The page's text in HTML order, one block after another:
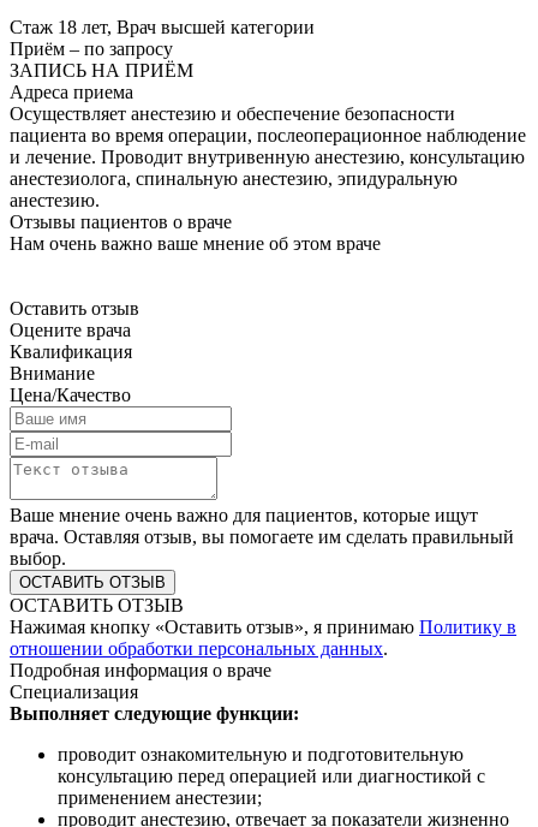
Стаж 18 лет, Врач высшей категории
Приём – по запросу
ЗАПИСЬ НА ПРИЁМ
Адреса приема
Осуществляет анестезию и обеспечение безопасности
пациента во время операции, послеоперационное наблюдение
и лечение. Проводит внутривенную анестезию, консультацию
анестезиолога, спинальную анестезию, эпидуральную
анестезию.
Отзывы пациентов о враче
Нам очень важно ваше мнение об этом враче
Оставить отзыв
Оцените врача
Квалификация
Внимание
Цена/Качество
Ваше мнение очень важно для пациентов, которые ищут
врача. Оставляя отзыв, вы помогаете им сделать правильный
выбор.
ОСТАВИТЬ ОТЗЫВ
Нажимая кнопку «Оставить отзыв», я принимаю Политику в
отношении обработки персональных данных.
Подробная информация о враче
Специализация
Выполняет следующие функции:
проводит ознакомительную и подготовительную
консультацию перед операцией или диагностикой с
применением анестезии;
проводит анестезию, отвечает за показатели жизненно